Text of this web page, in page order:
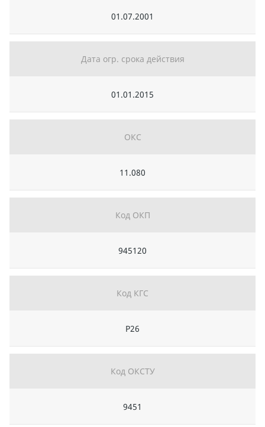
01.07.2001
Дата огр. срока действия
01.01.2015
ОКС
11.080
Код ОКП
945120
Код КГС
Р26
Код ОКСТУ
9451